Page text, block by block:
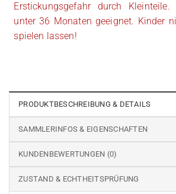
Erstickungsgefahr durch
unter 36 Monaten geeignet. Kinder
spielen lassen!
PRODUKTBESCHREIBUNG & DETAILS
SAMMLERINFOS & EIGENSCHAFTEN
KUNDENBEWERTUNGEN (0)
ZUSTAND & ECHTHEITSPRÜFUNG